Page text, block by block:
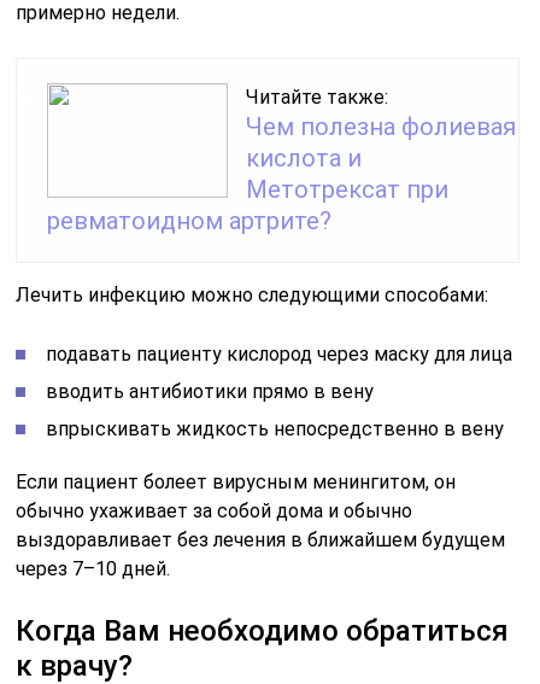
примерно недели.
Читайте также:
Чем полезна фолиевая
кислота и
Метотрексат при
ревматоидном артрите?
Лечить инфекцию можно следующими способами:
подавать пациенту кислород через маску для лица
вводить антибиотики прямо в вену
впрыскивать жидкость непосредственно в вену
Если пациент болеет вирусным менингитом, он
обычно ухаживает за собой дома и обычно
выздоравливает без лечения в ближайшем будущем
через 7–10 дней.
Когда Вам необходимо обратиться
к врачу?